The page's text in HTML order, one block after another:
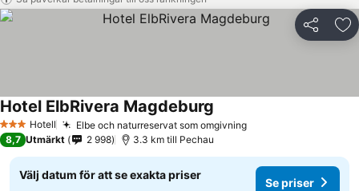
Dela
3 StjärnorHotell Elbe och naturreservat som omgivningSe priser
Hotel ElbRivera Magdeburg
8,7 Utmärkt 2 998 3.3 km till Pechau
Välj datum för att se exakta priser
Se priser